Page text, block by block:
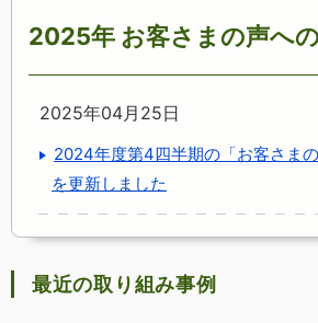
2025年 お客さまの声へ
2025年04月25日
2024年度第4四半期の「お客さま
を更新しました
最近の取り組み事例